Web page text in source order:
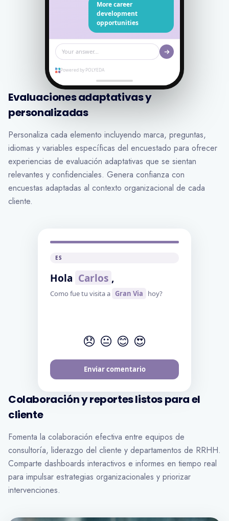
More career
development
opportunities
Your answer...
Powered by POLYEDA
Evaluaciones adaptativas y
personalizadas
Personaliza cada elemento incluyendo marca, preguntas,
idiomas y variables específicas del encuestado para ofrecer
experiencias de evaluación adaptativas que se sientan
relevantes y confidenciales. Genera confianza con
encuestas adaptadas al contexto organizacional de cada
cliente.
FR
Bonjour [prenom]
Comment s'est passee votre visite a
😞 😐 😊 😍
Envoyer mes commentaires
Colaboración y reportes listos para el
cliente
Fomenta la colaboración efectiva entre equipos de
consultoría, liderazgo del cliente y departamentos de RRHH.
Comparte dashboards interactivos e informes en tiempo real
para impulsar estrategias organizacionales y priorizar
intervenciones.